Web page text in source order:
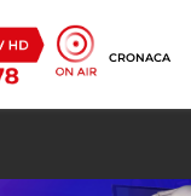
CRONACA